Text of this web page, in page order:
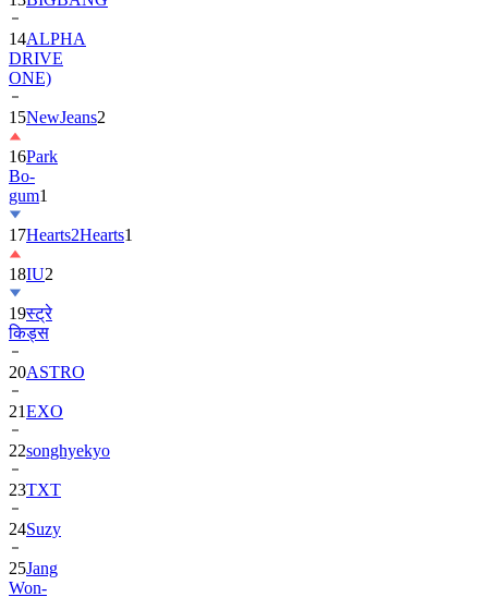
DRIVE
ONE)
15NewJeans
16Park
Bo-
gum1
17Hearts2Hearts
18IU2
19स्ट्रे
किड्स
20ASTRO
21EXO
22songhyekyo
23TXT
24Suzy
25Jang
Won-
young